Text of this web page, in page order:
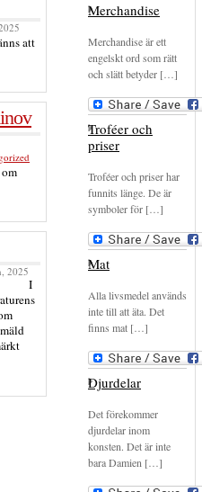
att
2025
I
Merchandise
Merchandise är ett
engelskt ord som rätt
och slätt betyder […]
Troféer och
priser
Troféer och priser har
funnits länge. De är
symboler för […]
Mat
Alla livsmedel används
inte till att äta. Det
finns mat […]
Djurdelar
Det förekommer
djurdelar inom
konsten. Det är inte
bara Damien […]